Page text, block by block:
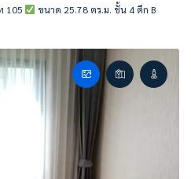
105
ขนาด 25.78 ตร.ม. ชั้น 4 ตึก B